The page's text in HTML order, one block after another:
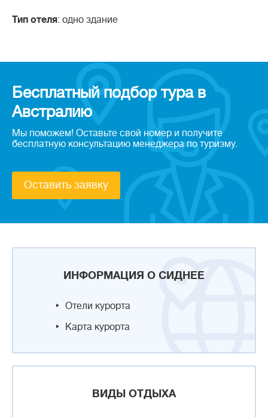
ИНФОРМАЦИЯ О СИДНЕЕ
Отели курорта
Карта курорта
ВИДЫ ОТДЫХА
Тип отеля: одно здание
Бесплатный подбор тура в
Австралию
Мы поможем! Оставьте свой номер и получите
бесплатную консультацию менеджера по туризму.
Оставить заявку